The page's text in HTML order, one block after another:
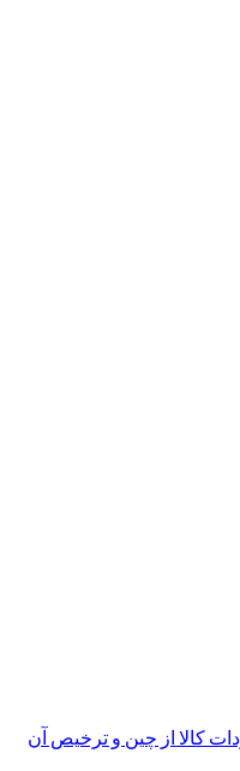
کالا از چین و ترخیص آن